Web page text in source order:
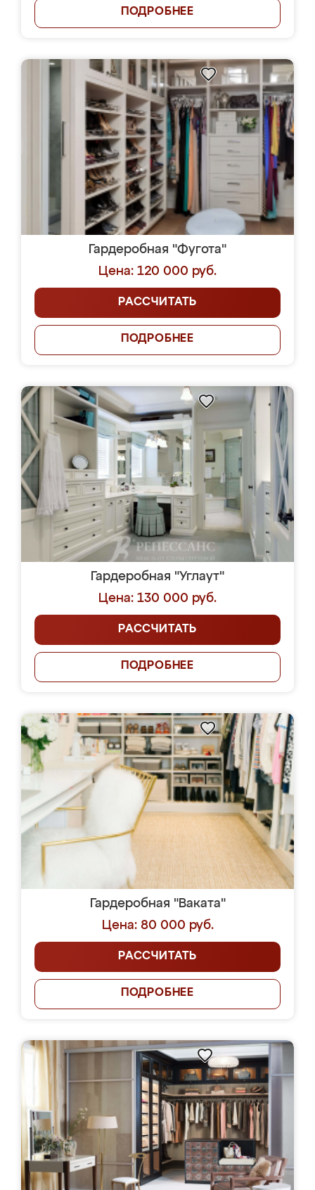
ПОДРОБНЕЕ
Гардеробная "Фугота"
Цена: 120 000 руб.
РАССЧИТАТЬ
ПОДРОБНЕЕ
Гардеробная "Углаут"
Цена: 130 000 руб.
РАССЧИТАТЬ
ПОДРОБНЕЕ
Гардеробная "Ваката"
Цена: 80 000 руб.
РАССЧИТАТЬ
ПОДРОБНЕЕ